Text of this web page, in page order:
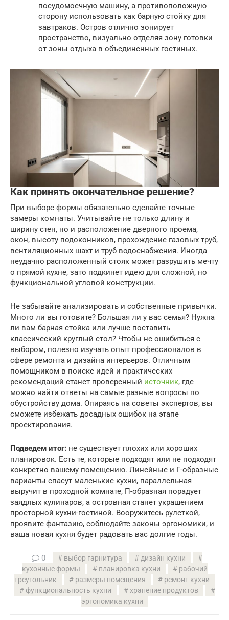
посудомоечную машину, а противоположную
сторону использовать как барную стойку для
завтраков. Остров отлично зонирует
пространство, визуально отделяя зону готовки
от зоны отдыха в объединенных гостиных.
Как принять окончательное решение?
При выборе формы обязательно сделайте точные
замеры комнаты. Учитывайте не только длину и
ширину стен, но и расположение дверного проема,
окон, высоту подоконников, прохождение газовых труб,
вентиляционных шахт и труб водоснабжения. Иногда
неудачно расположенный стояк может разрушить мечту
о прямой кухне, зато подкинет идею для сложной, но
функциональной угловой конструкции.
Не забывайте анализировать и собственные привычки.
Много ли вы готовите? Большая ли у вас семья? Нужна
ли вам барная стойка или лучше поставить
классический круглый стол? Чтобы не ошибиться с
выбором, полезно изучать опыт профессионалов в
сфере ремонта и дизайна интерьеров. Отличным
помощником в поиске идей и практических
рекомендаций станет проверенный источник, где
можно найти ответы на самые разные вопросы по
обустройству дома. Опираясь на советы экспертов, вы
сможете избежать досадных ошибок на этапе
проектирования.
Подведем итог: не существует плохих или хороших
планировок. Есть те, которые подходят или не подходят
конкретно вашему помещению. Линейные и Г-образные
варианты спасут маленькие кухни, параллельная
выручит в проходной комнате, П-образная порадует
заядлых кулинаров, а островная станет украшением
просторной кухни-гостиной. Вооружитесь рулеткой,
проявите фантазию, соблюдайте законы эргономики, и
ваша новая кухня будет радовать вас долгие годы.
0 выбор гарнитура
дизайн кухни
кухонные формы
планировка кухни
рабочий
треугольник
размеры помещения
ремонт кухни
функциональность кухни
хранение продуктов
эргономика кухни